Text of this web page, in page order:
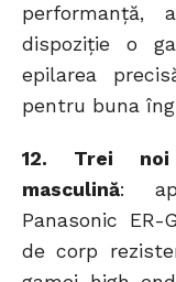
performanţă,
dispoziție o
epilarea
pentru buna
12. Trei noi
masculină:
Panasonic
de corp